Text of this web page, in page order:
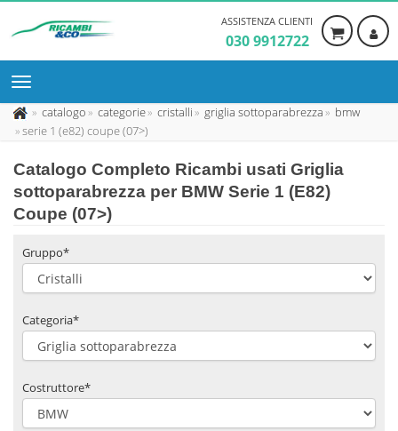
ASSISTENZA CLIENTI
030 9912722
catalogo categorie cristalli griglia sottoparabrezza
bmw
serie 1 (e82) coupe (07>)
Catalogo Completo Ricambi usati Griglia
sottoparabrezza per BMW Serie 1 (E82)
Coupe (07>)
Gruppo*
Categoria*
Costruttore*